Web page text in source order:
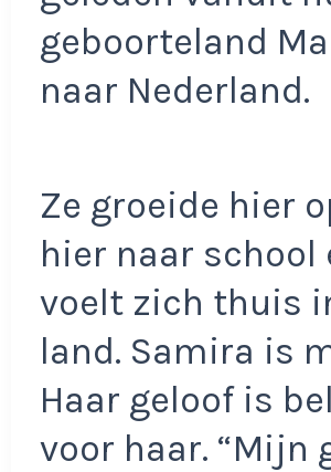
geboorteland
naar Nederland.
Ze groeide hier
hier naar school
voelt zich thuis
land. Samira is
Haar geloof is
voor haar. “Mijn